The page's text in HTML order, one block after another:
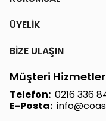
ÜYELİK
BİZE ULAŞIN
Müşteri
Telefon: 0216 336
E-Posta: